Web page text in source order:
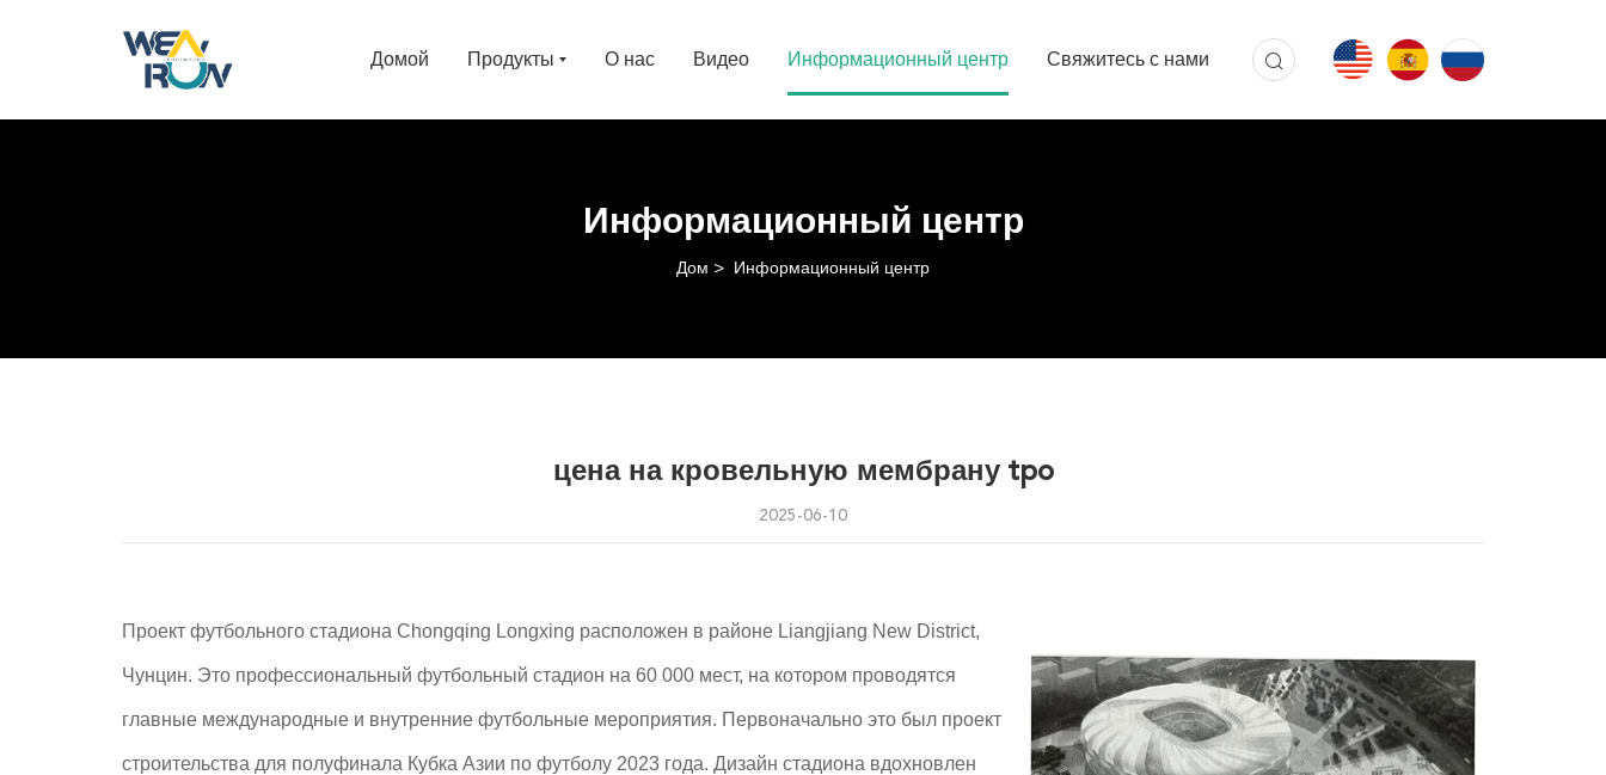
Домой Продукты О нас Видео Информационный центр Свяжитесь с нами
Информационный центр
Дом Информационный центр
цена на кровельную мембрану tpo
2025-06-10
Проект футбольного стадиона Chongqing Longxing расположен в районе Liangjiang New District,
Чунцин. Это профессиональный футбольный стадион на 60 000 мест, на котором проводятся
главные международные и внутренние футбольные мероприятия. Первоначально это был проект
строительства для полуфинала Кубка Азии по футболу 2023 года. Дизайн стадиона вдохновлен